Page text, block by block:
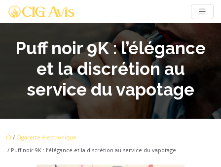
Puff noir 9K : l’élégance
et la discrétion au
service du vapotage
/ Cigarette électronique
/ Puff noir 9K : l’élégance et la discrétion au service du vapotage